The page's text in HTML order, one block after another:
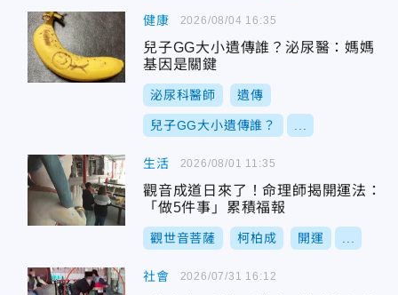
健康
兒子GG大小遺傳誰？泌尿醫：媽媽
基因是關鍵
泌尿科醫師 遺傳
兒子GG大小遺傳誰？
2026/08/04 16:35
生活
觀音成道日來了！命理師揭開運法：
「做5件事」累積福報
觀世音菩薩 柯柏成 開運
2026/08/01 11:35
社會 2026/07/31 16:12